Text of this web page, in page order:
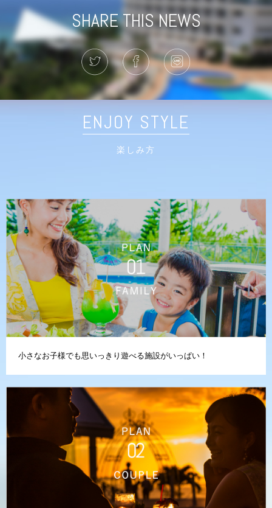
SHARE THIS NEWS
ENJOY STYLE
楽しみ方
小さなお子様でも思いっきり遊べる施設がいっぱい！